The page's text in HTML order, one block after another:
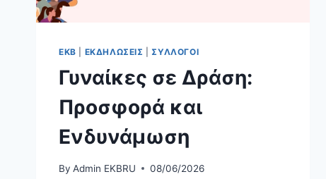
ΕΚΒ ΕΚΔΗΛΩΣΕΙΣ ΣΥΛΛΟΓΟΙ
Γυναίκες σε Δράση:
Προσφορά και
Ενδυνάμωση
By Admin EKBRU 08/06/2026